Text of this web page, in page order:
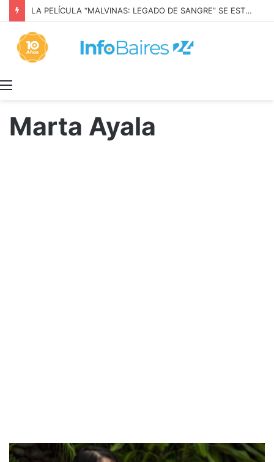
LA PELÍCULA “MALVINAS: LEGADO DE SANGRE” SE ESTRENARÁ EN PRIME VIDEO
Marta Ayala